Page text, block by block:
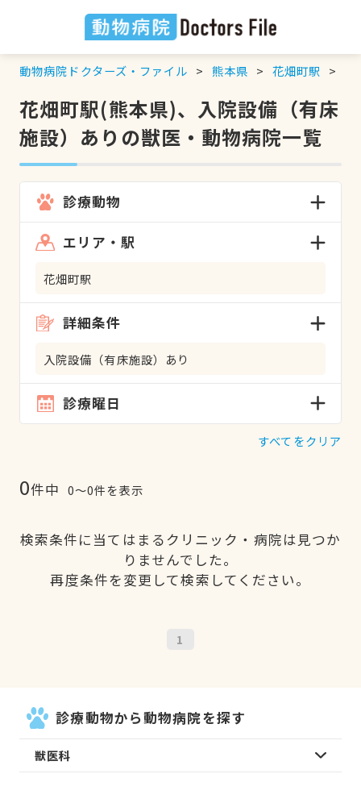
動物病院ドクターズ・ファイル 熊本県 花畑町駅
花畑町駅(熊本県)、入院設備（有床
施設）ありの獣医・動物病院一覧
診療動物
エリア・駅
花畑町駅
詳細条件
入院設備（有床施設）あり
診療曜日
すべてをクリア
0件中 0〜0件を表示
検索条件に当てはまるクリニック・病院は見つか
りませんでした。
再度条件を変更して検索してください。
1
診療動物から動物病院を探す
獣医科